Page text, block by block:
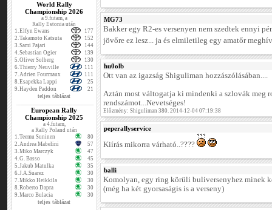
World Rally
Championship 2026
a 9.futam, a
Rally Estonia után
1.Elfyn Ewans
177
2.Takamoto Katsuta
152
3.Sami Pajari
144
4.Sebastian Ogier
139
5.Oliver Solberg
130
6.Thierry Neuville
111
7.Adrien Fourmaux
111
8.Esapekka Lappi
25
9.Hayden Paddon 21
teljes táblázat
European Rally
Championship 2025
a 4.futam,
a Rally Poland után
1.Teemu Suninen
80
2.Andrea Mabelini
57
3.Miko Marczyk
47
4.G. Basso
45
5.Jakub Matulka
35
6.J.A.Suarez
30
7.Mikko Heikkila
30
8.Roberto Dapra
30
9.Marco Bulacia 30
teljes táblázat
MG73
Bakker egy R2-es versenyen nem szedtek ennyi
jövőre ez lesz... ja és elmiletileg egy amatőr
hu0olb
Ott van az igazság Shiguliman hozzászólásában....
Aztán most váltogatja ki mindenki a szlovák meg
rendszámot...Nevetséges!
Előzmény: Shiguliman 380. 2014-12-04 07:19:38
peperallyservice
Kiírás mikorra várható..????
balli
Komolyan, egy ring körüli buliversenyhez minek
(még ha két gyorsaságis is a verseny)